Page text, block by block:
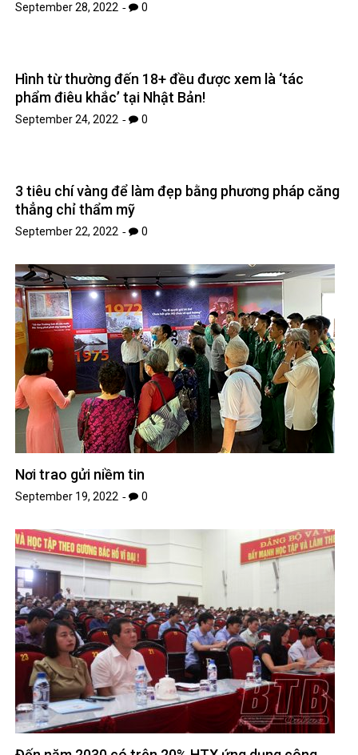
September 28, 2022 0
Hình từ thường đến 18+ đều được xem là ‘tác
phẩm điêu khắc’ tại Nhật Bản!
September 24, 2022 0
3 tiêu chí vàng để làm đẹp bằng phương pháp căng
thẳng chỉ thẩm mỹ
September 22, 2022 0
Nơi trao gửi niềm tin
September 19, 2022 0